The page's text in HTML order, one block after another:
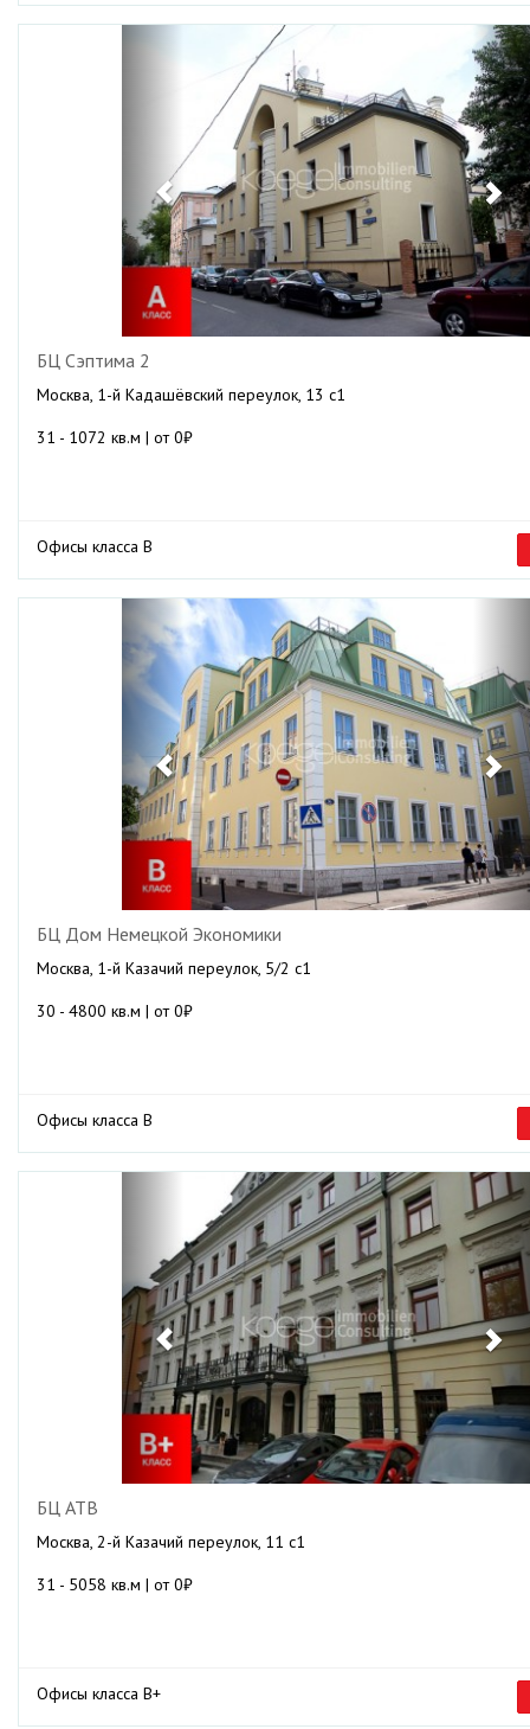
БЦ Сэптима 2
Москва, 1-й Кадашёвский переулок, 13 с1
31 - 1072 кв.м | от 0₽
Офисы класса B
Previous
БЦ Дом Немецкой Экономики
Москва, 1-й Казачий переулок, 5/2 с1
30 - 4800 кв.м | от 0₽
Офисы класса B
Previous
БЦ АТВ
Москва, 2-й Казачий переулок, 11 с1
31 - 5058 кв.м | от 0₽
Офисы класса B+